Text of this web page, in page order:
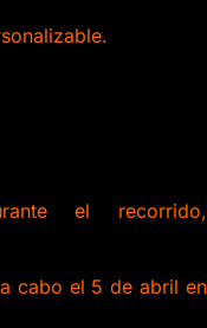
el recorrido,
cabo el 5 de abril en